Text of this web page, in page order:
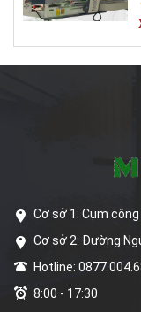
Cơ sở 1: Cụm
Cơ sở 2: Đường
Hotline:
8:00 - 17:30